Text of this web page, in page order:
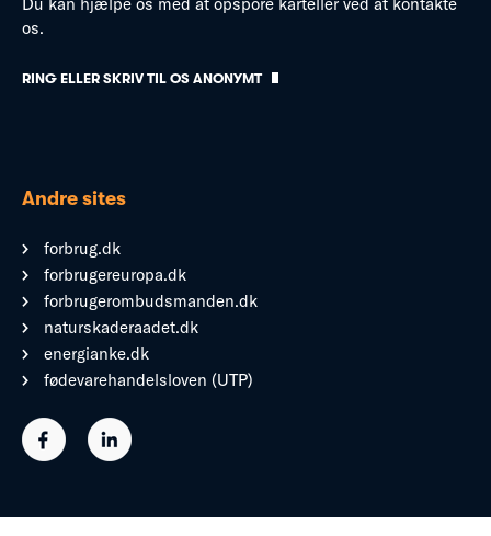
os.
RING ELLER SKRIV TIL OS ANONYMT
Andre sites
forbrug.dk
forbrugereuropa.dk
forbrugerombudsmanden.dk
naturskaderaadet.dk
energianke.dk
fødevarehandelsloven (UTP)